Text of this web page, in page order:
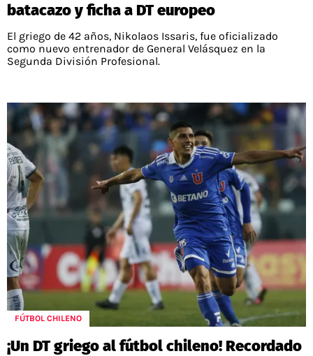
batacazo y ficha a DT europeo
El griego de 42 años, Nikolaos Issaris, fue oficializado
como nuevo entrenador de General Velásquez en la
Segunda División Profesional.
FÚTBOL CHILENO
¡Un DT griego al fútbol chileno! Recordado